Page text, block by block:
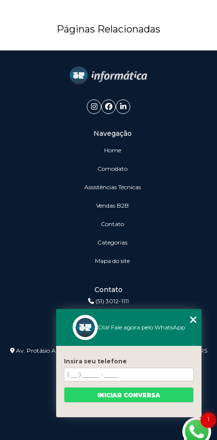
Páginas Relacionadas
Navegação
Home
Comodato
Assistências Técnicas
vendas B2B
Contato
Categorias
Mapa do site
Contato
(51) 3012-1111
Endereço
Av. Protásio Alves nº 3240 Lojas 7 e 8 - Petrópolis - Porto Alegre - RS
- 90410-007
1
Olá! Fale agora pelo WhatsApp
Insira seu telefone
INICIAR CONVERSA